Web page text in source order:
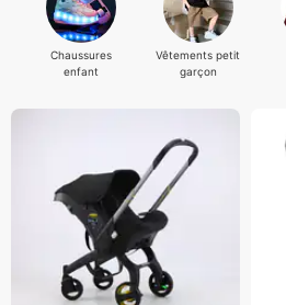
Chaussures
enfant
Vêtements petit
garçon